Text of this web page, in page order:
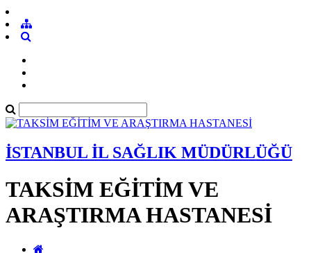
İSTANBUL İL SAĞLIK MÜDÜRLÜĞÜ
TAKSİM EĞİTİM VE
ARAŞTIRMA HASTANESİ